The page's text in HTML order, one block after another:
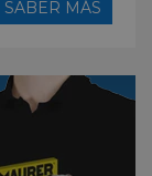
SABER MÁS